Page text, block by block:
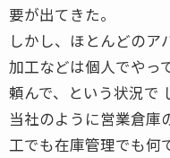
要が出てきた。
しかし、ほとんどのア
加工などは個人でやっ
頼んで、という状況で
当社のように営業倉庫
工でも在庫管理でも何